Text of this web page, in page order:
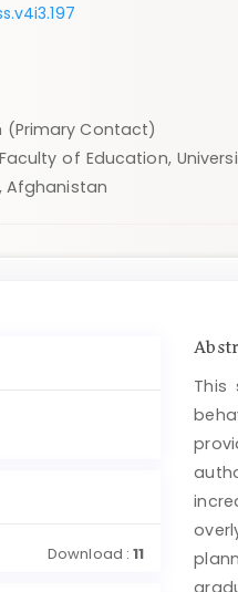
(Primary Contact)
of Education,
Afghanistan
Download :11
Main
Article
This